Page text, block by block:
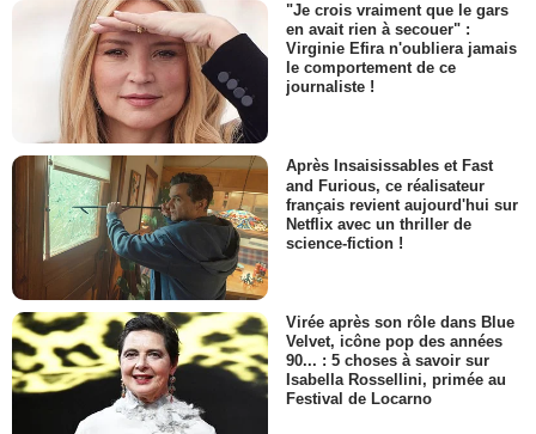
"Je crois vraiment que le gars
en avait rien à secouer" :
Virginie Efira n'oubliera jamais
le comportement de ce
journaliste !
Après Insaisissables et Fast
and Furious, ce réalisateur
français revient aujourd'hui sur
Netflix avec un thriller de
science-fiction !
Virée après son rôle dans Blue
Velvet, icône pop des années
90... : 5 choses à savoir sur
Isabella Rossellini, primée au
Festival de Locarno